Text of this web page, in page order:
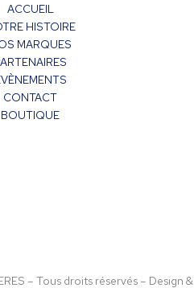
ACCUEIL
HISTOIRE
MARQUES
CONTACT
BOUTIQUE
– Tous droits réservés – Design &